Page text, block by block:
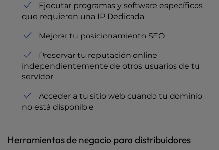
Ejecutar programas y software específicos
que requieren una IP Dedicada
Mejorar tu posicionamiento SEO
Preservar tu reputación online
independientemente de otros usuarios de tu
servidor
Acceder a tu sitio web cuando tu dominio
no está disponible
Herramientas de negocio para distribuidores